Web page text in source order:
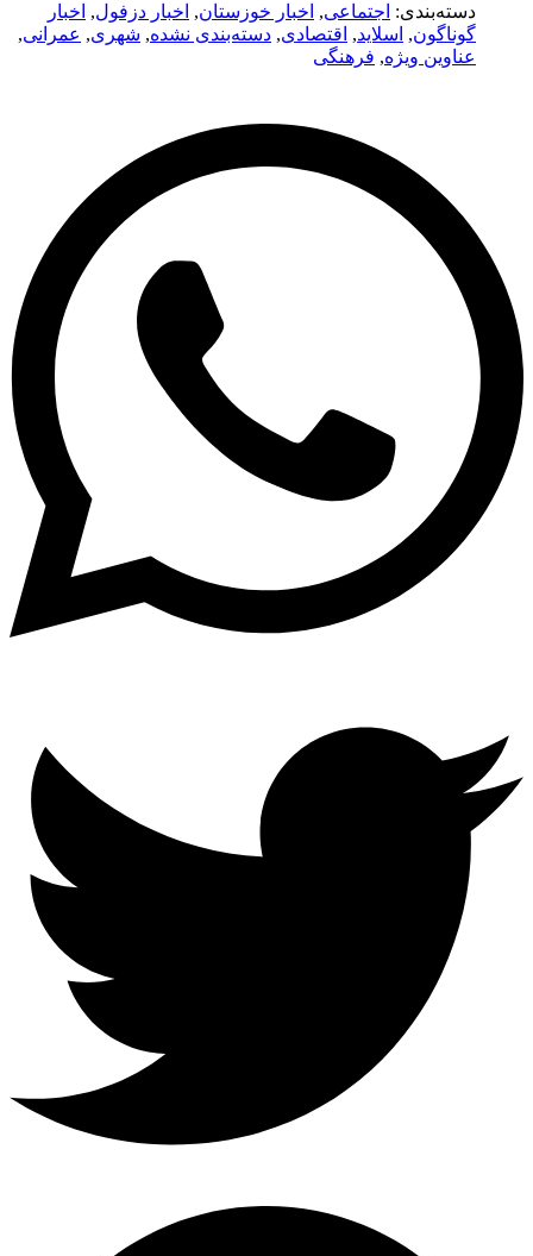
دسته‌بندی: اجتماعی,اخبار خوزستان ,اخبار دزفول, اخبار
گوناگون,اسلاید ,اقتصادی,دسته‌بندی نشده ,شهری,عمرانی,
عناوین ویژه, فرهنگی